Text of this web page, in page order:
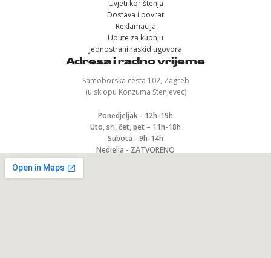
Uvjeti korištenja
Dostava i povrat
Reklamacija
Upute za kupnju
Jednostrani raskid ugovora
Adresa i radno vrijeme
Samoborska cesta 102, Zagreb
(u sklopu Konzuma Stenjevec)
Ponedjeljak - 12h-19h
Uto, sri, čet, pet – 11h-18h
Subota - 9h-14h
Nedjelja - ZATVORENO